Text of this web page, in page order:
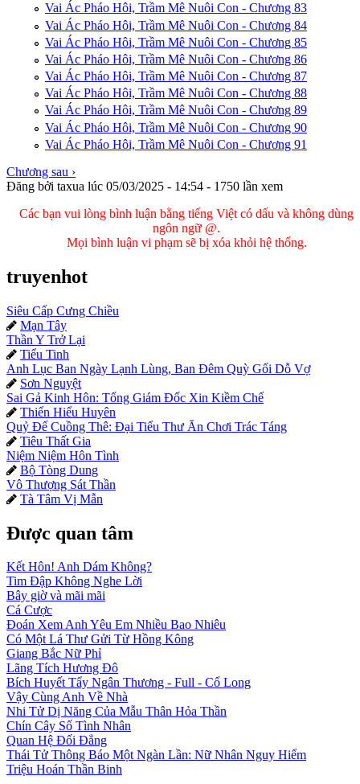
Vai Ác Pháo Hôi, Trầm Mê Nuôi Con - Chương 83
Vai Ác Pháo Hôi, Trầm Mê Nuôi Con - Chương 84
Vai Ác Pháo Hôi, Trầm Mê Nuôi Con - Chương 85
Vai Ác Pháo Hôi, Trầm Mê Nuôi Con - Chương 86
Vai Ác Pháo Hôi, Trầm Mê Nuôi Con - Chương 87
Vai Ác Pháo Hôi, Trầm Mê Nuôi Con - Chương 88
Vai Ác Pháo Hôi, Trầm Mê Nuôi Con - Chương 89
Vai Ác Pháo Hôi, Trầm Mê Nuôi Con - Chương 90
Vai Ác Pháo Hôi, Trầm Mê Nuôi Con - Chương 91
Chương sau ›
Đăng bởi taxua lúc 05/03/2025 - 14:54 - 1750 lần xem
Các bạn vui lòng bình luận bằng tiếng Việt có dấu và không dùng
ngôn ngữ @.
Mọi bình luận vi phạm sẽ bị xóa khỏi hệ thống.
truyenhot
Siêu Cấp Cưng Chiều
 Mạn Tây
Thần Y Trở Lại
 Tiểu Tinh
Anh Lục Ban Ngày Lạnh Lùng, Ban Đêm Quỳ Gối Dỗ Vợ
 Sơn Nguyệt
Sai Gả Kinh Hôn: Tổng Giám Đốc Xin Kiềm Chế
 Thiển Hiểu Huyên
Quỷ Đế Cuồng Thê: Đại Tiểu Thư Ăn Chơi Trác Táng
 Tiêu Thất Gia
Niệm Niệm Hôn Tình
 Bộ Tòng Dung
Vô Thượng Sát Thần
 Tà Tâm Vị Mẫn
Được quan tâm
Kết Hôn! Anh Dám Không?
Tim Đập Không Nghe Lời
Bây giờ và mãi mãi
Cá Cược
Đoán Xem Anh Yêu Em Nhiều Bao Nhiêu
Có Một Lá Thư Gửi Từ Hồng Kông
Giang Bắc Nữ Phỉ
Lãng Tích Hương Đô
Bích Huyết Tẩy Ngân Thương - Full - Cổ Long
Vậy Cùng Anh Về Nhà
Nhi Tử Dị Năng Của Mẫu Thân Hỏa Thần
Chín Cây Số Tình Nhân
Quan Hệ Đối Đẳng
Thái Tử Thông Báo Một Ngàn Lần: Nữ Nhân Nguy Hiểm
Triệu Hoán Thần Binh